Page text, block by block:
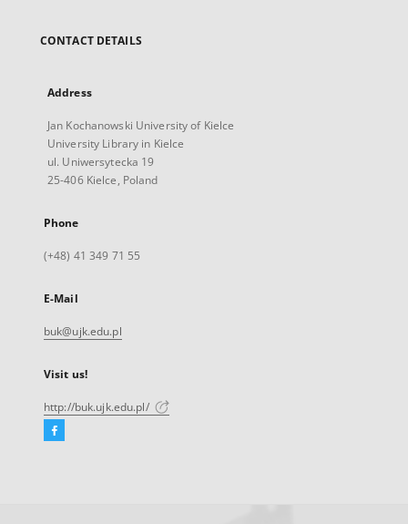
CONTACT DETAILS
Address
Jan Kochanowski University of Kielce
University Library in Kielce
ul. Uniwersytecka 19
25-406 Kielce, Poland
Phone
(+48) 41 349 71 55
E-Mail
buk@ujk.edu.pl
Visit us!
http://buk.ujk.edu.pl/
Facebook